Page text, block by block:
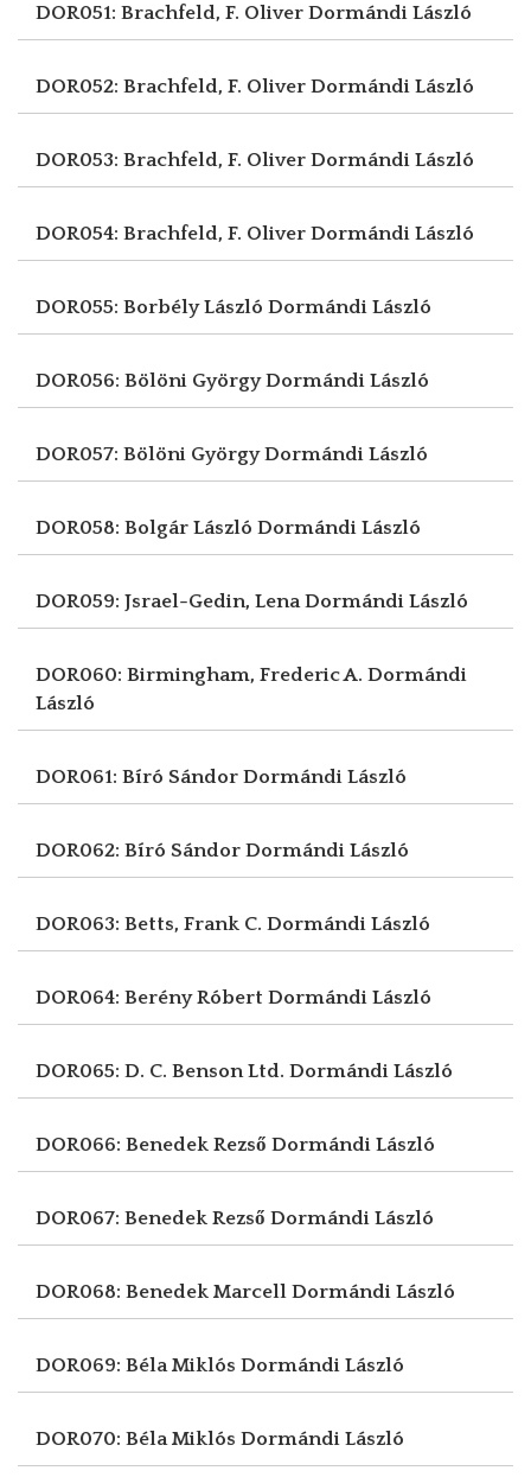
DOR051: Brachfeld, F. Oliver Dormándi László
DOR052: Brachfeld, F. Oliver Dormándi László
DOR053: Brachfeld, F. Oliver Dormándi László
DOR054: Brachfeld, F. Oliver Dormándi László
DOR055: Borbély László Dormándi László
DOR056: Bölöni GyörgyDormándi László
DOR057: Bölöni GyörgyDormándi László
DOR058: Bolgár László Dormándi László
DOR059: Jsrael-Gedin, LenaDormándi László
DOR060: Birmingham, Frederic A. Dormándi
László
DOR061: Bíró Sándor Dormándi László
DOR062: Bíró Sándor Dormándi László
DOR063: Betts, Frank C. Dormándi László
DOR064: Berény Róbert Dormándi László
DOR065: D. C. Benson Ltd. Dormándi László
DOR066: Benedek Rezső Dormándi László
DOR067: Benedek Rezső Dormándi László
DOR068: Benedek Marcell Dormándi László
DOR069: Béla Miklós Dormándi László
DOR070: Béla Miklós Dormándi László